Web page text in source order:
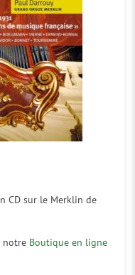
CD sur le Merklin de
notre Boutique en ligne